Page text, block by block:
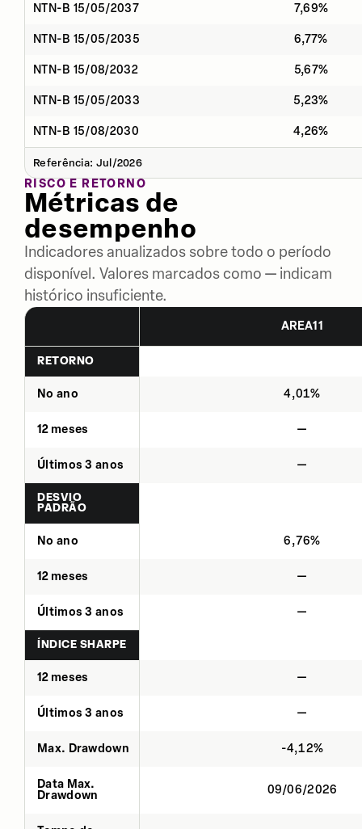
NTN-B 15/05/2037 7,69%
NTN-B 15/05/2035 6,77%
NTN-B 15/08/2032 5,67%
NTN-B 15/05/2033 5,23%
NTN-B 15/08/2030 4,26%
Referência: Jul/2026
RISCO E RETORNO
Métricas de
desempenho
Indicadores anualizados sobre todo o período
disponível. Valores marcados como — indicam
histórico insuficiente.
AREA11
RETORNO
No ano 4,01%
12 meses —
Últimos 3 anos —
DESVIO
PADRÃO
No ano 6,76%
12 meses —
Últimos 3 anos —
ÍNDICE SHARPE
12 meses —
Últimos 3 anos —
Max. Drawdown -4,12%
Data Max.
Drawdown
09/06/2026